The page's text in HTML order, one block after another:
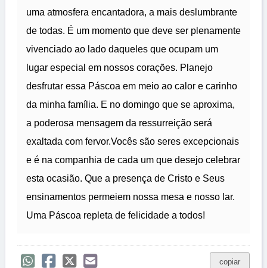
uma atmosfera encantadora, a mais deslumbrante
de todas. É um momento que deve ser plenamente
vivenciado ao lado daqueles que ocupam um
lugar especial em nossos corações. Planejo
desfrutar essa Páscoa em meio ao calor e carinho
da minha família. E no domingo que se aproxima,
a poderosa mensagem da ressurreição será
exaltada com fervor.Vocês são seres excepcionais
e é na companhia de cada um que desejo celebrar
esta ocasião. Que a presença de Cristo e Seus
ensinamentos permeiem nossa mesa e nosso lar.
Uma Páscoa repleta de felicidade a todos!
copiar